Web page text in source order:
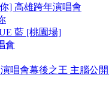
] 高雄跨年演唱會
藍 [桃園場]
會
唱會幕後之王 主腦公